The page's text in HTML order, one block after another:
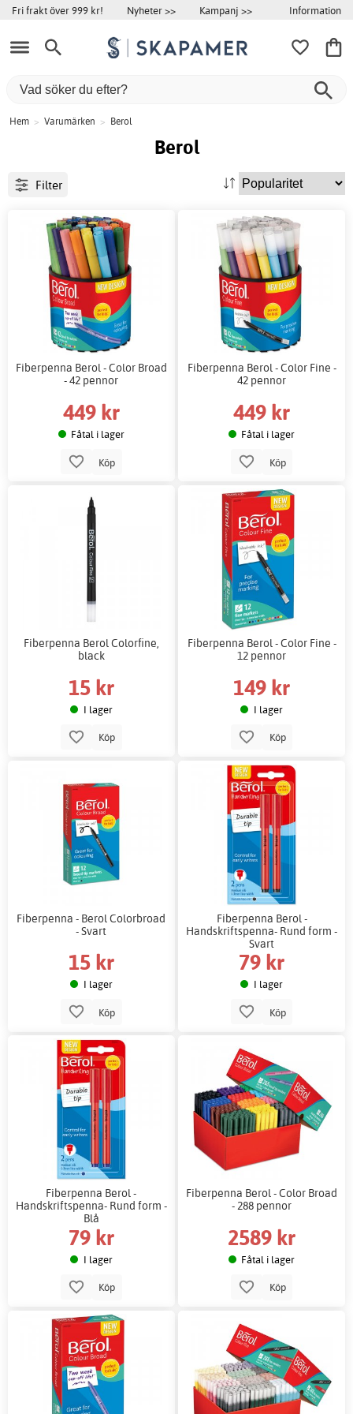
Fri frakt över 999 kr! Nyheter >> Kampanj >> Information
Hem > Varumärken > Berol
Berol
Filter
Fiberpenna Berol - Color Broad
- 42 pennor
449 kr
Fåtal i lager
Köp
Fiberpenna Berol - Color Fine -
42 pennor
449 kr
Fåtal i lager
Köp
Fiberpenna Berol Colorfine,
black
15 kr
I lager
Köp
Fiberpenna Berol - Color Fine -
12 pennor
149 kr
I lager
Köp
Fiberpenna - Berol Colorbroad
- Svart
15 kr
I lager
Köp
Fiberpenna Berol -
Handskriftspenna- Rund form -
Svart
79 kr
I lager
Köp
Fiberpenna Berol -
Handskriftspenna- Rund form -
Blå
79 kr
I lager
Köp
Fiberpenna Berol - Color Broad
- 288 pennor
2589 kr
Fåtal i lager
Köp